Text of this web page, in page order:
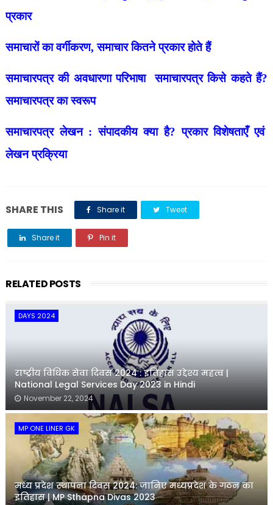
प्रकार
समाचारों का वर्गीकरण, समाचार कितने प्रकार होते हैं
समाचारपत्र की अवधारणा परिभाषा समाचारपत्र किसे कहते हैं?
समाचारपत्र का स्वरूप
समाचारपत्र लेखन : संपादकीय क्या है? प्रकार विशेषताएँ एवं
लेखन प्रक्रिया
SHARE THIS Share it Tweet
Share it Pin it
RELATED POSTS
DAYS 2024
राष्ट्रीय विधिक सेवा दिवस 2024 : इतिहास उद्देश्य महत्व |
National Legal Services Day 2023 in Hindi
November 22, 2024
MP ONE LINER GK
मध्य प्रदेश स्थापना दिवस 2024: जानिए मध्यप्रदेश के गठन का
इतिहास | MP Sthapna Divas 2023